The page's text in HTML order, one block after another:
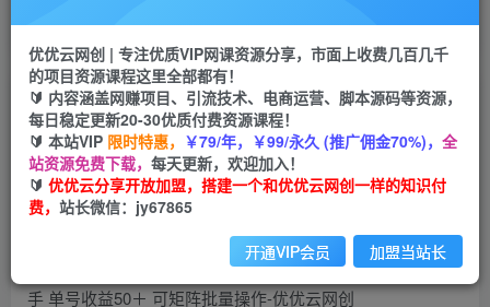
开通会员
（10783期）游戏工作室无脑躺赚项目 小白轻松上
手 单号收益50＋ 可矩阵批量操作
优优云网创
2年前更新
关注 私信
优优云网创 | 专注优质VIP网课资源分享，市面上收费几百几千
的项目资源课程这里全部都有！
🔰 内容涵盖网赚项目、引流技术、电商运营、脚本源码等资源，
每日稳定更新20-30优质付费资源课程！
🔰 本站VIP 限时特惠， ￥79/年，￥99/永久 (推广佣金70%)， 全
站资源免费下载， 每天更新，欢迎加入！
🔰 优优云分享开放加盟，搭建一个和优优云网创一样的知识付
费， 站长微信：jy67865
开通VIP会员 加盟当站长